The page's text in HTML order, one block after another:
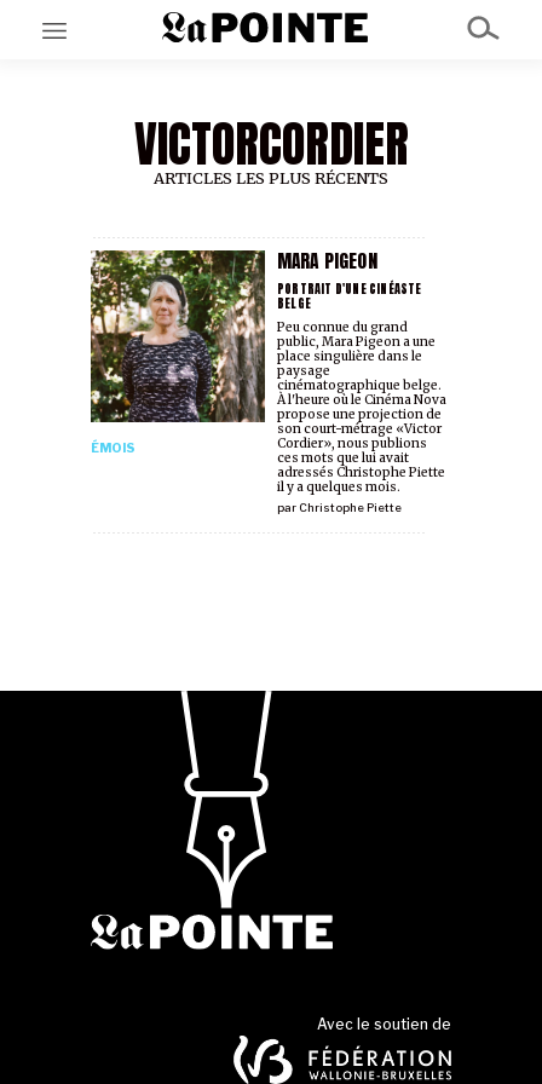
EN CE MOMENT
GRAND ANGLE
AU LARGE
À PROPOS
NOS PARTENAIRES
SOUTENEZ NOUS
VICTORCORDIER
ARTICLES LES PLUS RÉCENTS
MARA PIGEON
PORTRAIT D'UNE CINÉASTE
BELGE
ÉMOIS
par Christophe Piette
Peu connue du grand
public, Mara Pigeon a une
place singulière dans le
paysage
cinématographique belge.
À l'heure où le Cinéma Nova
propose une projection de
son court-métrage «Victor
Cordier», nous publions
ces mots que lui avait
adressés Christophe Piette
il y a quelques mois.
Avec le soutien de